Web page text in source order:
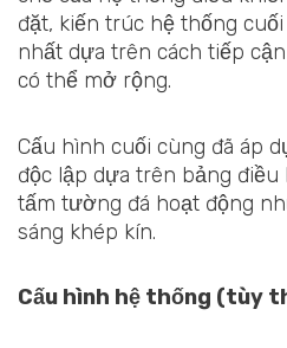
đặt, kiến trúc hệ thống
nhất dựa trên cách tiếp
có thể mở rộng.
Cấu hình cuối cùng đã áp
độc lập dựa trên bảng điều
tấm tường đá hoạt động
sáng khép kín.
Cấu hình hệ thống (tùy